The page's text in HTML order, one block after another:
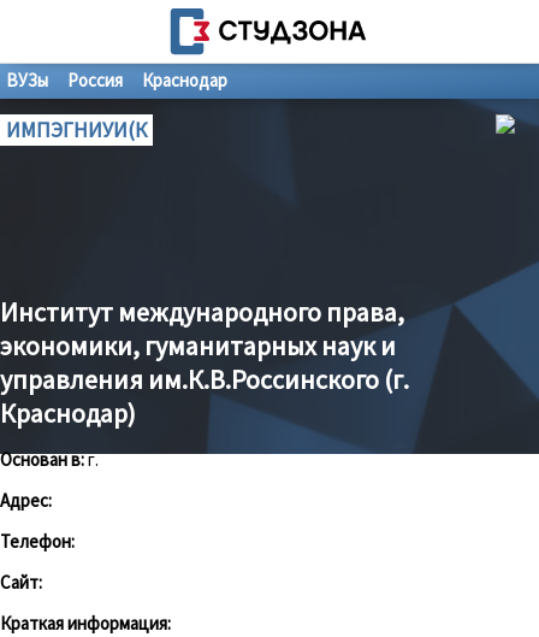
ВУЗы Россия Краснодар
ИМПЭГНИУИ(К
Институт международного права,
экономики, гуманитарных наук и
управления им.К.В.Россинского (г.
Краснодар)
Основан в:г.
Адрес:
Телефон:
Сайт:
Краткая информация: